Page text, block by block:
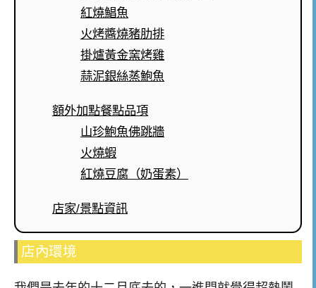
紅燒鯧魚
火烤醬燒豬肋排
掛爐黃金窯烤雞
蒜泥銀絲蒸鮑魚
額外加點餐點品項
山珍鮑魚佛跳牆
火燒蝦
紅燒豆腐（奶蛋素）
店家/景點資訊
店內環境